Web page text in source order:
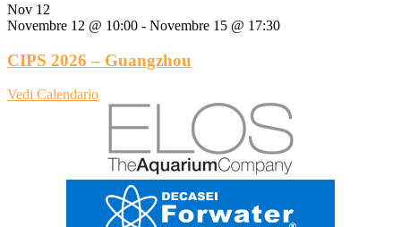
Nov 12
Novembre 12 @ 10:00 - Novembre 15 @ 17:30
CIPS 2026 – Guangzhou
Vedi Calendario